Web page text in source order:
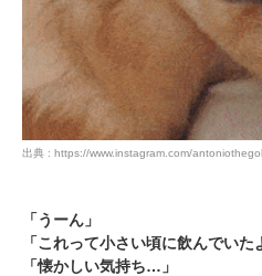
出典 : https://www.instagram.com/
「うーん」
「これって小さい頃に飲んでいた
「懐かしい気持ち…」
pecodogs
いぬ部をフォロー
アプリをダ